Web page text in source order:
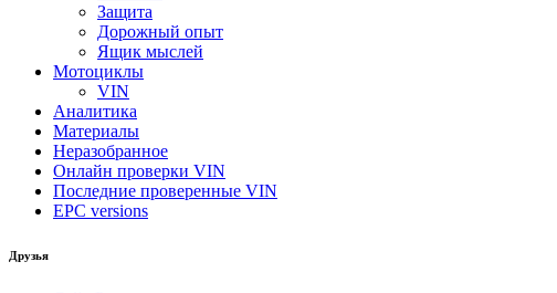
Защита
Дорожный опыт
Ящик мыслей
Мотоциклы
VIN
Аналитика
Материалы
Неразобранное
Онлайн проверки VIN
Последние проверенные VIN
EPC versions
Друзья